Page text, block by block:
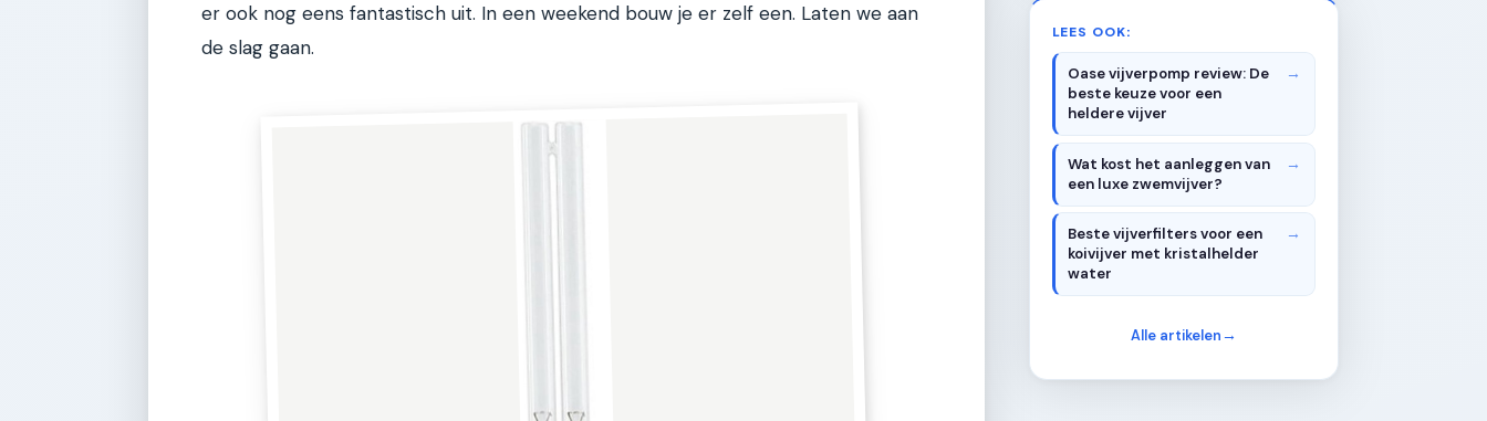
er ook nog eens fantastisch uit. In een weekend bouw je er zelf een. Laten we aan
de slag gaan.
LEES OOK:
Oase vijverpomp review: De
beste keuze voor een
heldere vijver
Wat kost het aanleggen van
een luxe zwemvijver?
Beste vijverfilters voor een
koivijver met kristalhelder
water
Alle artikelen